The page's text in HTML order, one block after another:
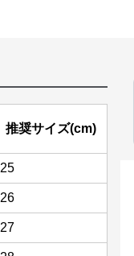
推奨サイズ(cm)
25
26
27